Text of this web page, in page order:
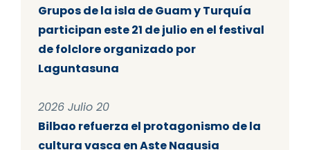
Grupos de la isla de Guam y Turquía
participan este 21 de julio en el festival
de folclore organizado por
Laguntasuna
2026 Julio 20
Bilbao refuerza el protagonismo de la
cultura vasca en Aste Nagusia